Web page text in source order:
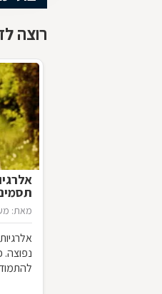
רוצה
מאת: